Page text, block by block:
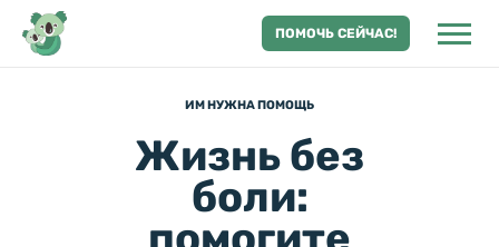
ПОМОЧЬ СЕЙЧАС!
ИМ НУЖНА ПОМОЩЬ
Жизнь без
боли: